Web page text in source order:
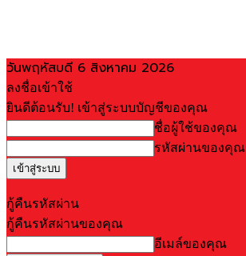
วันพฤหัสบดี 6 สิงหาคม 2026
ลงชื่อเข้าใช้
ยินดีต้อนรับ! เข้าสู่ระบบบัญชีของคุณ
ชื่อผู้ใช้ของคุณ
รหัสผ่านของคุณ
กู้คืนรหัสผ่าน
กู้คืนรหัสผ่านของคุณ
อีเมล์ของคุณ